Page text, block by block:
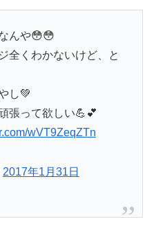
んや😳😳
全くわかないけど、と
し💚
張って欲しい💪💕
wVT9ZeqZTn
2017年1月31日